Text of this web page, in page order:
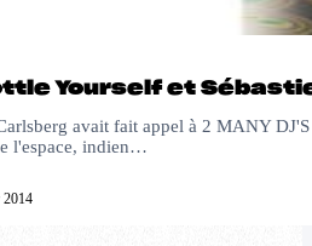
Yourself et
avait fait appel à 2 MANY
l'espace, indien…